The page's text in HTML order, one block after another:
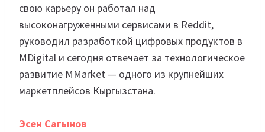
свою карьеру он работал над
высоконагруженными сервисами в Reddit,
руководил разработкой цифровых продуктов в
MDigital и сегодня отвечает за технологическое
развитие MMarket — одного из крупнейших
маркетплейсов Кыргызстана.
Эсен Сагынов